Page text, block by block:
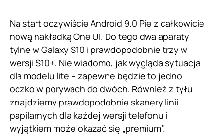
Na start oczywiście Android 9.0 Pie z całkowicie
nową nakładką One UI. Do tego dwa aparaty
tylne w Galaxy S10 i prawdopodobnie trzy w
wersji S10+. Nie wiadomo, jak wygląda sytuacja
dla modelu lite – zapewne będzie to jedno
oczko w porywach do dwóch. Również z tyłu
znajdziemy prawdopodobnie skanery linii
papilarnych dla każdej wersji telefonu i
wyjątkiem może okazać się „premium”.